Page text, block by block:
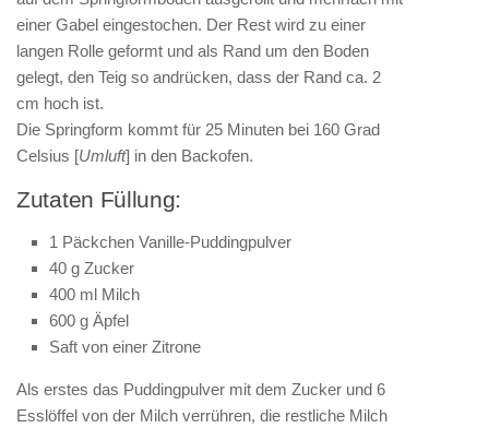
einer Gabel eingestochen. Der Rest wird zu einer
langen Rolle geformt und als Rand um den Boden
gelegt, den Teig so andrücken, dass der Rand ca. 2
cm hoch ist.
Die Springform kommt für 25 Minuten bei 160 Grad
Celsius [Umluft] in den Backofen.
Zutaten Füllung:
1 Päckchen Vanille-Puddingpulver
40 g Zucker
400 ml Milch
600 g Äpfel
Saft von einer Zitrone
Als erstes das Puddingpulver mit dem Zucker und 6
Esslöffel von der Milch verrühren, die restliche Milch